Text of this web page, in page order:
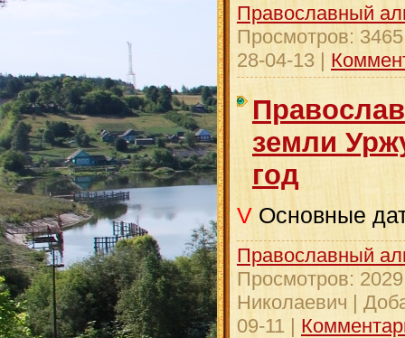
Православный
Просмотров: 3465
28-04-13 |
земли
год
V Основные
Православный
Просмотров: 2029
Николаевич |
09-11 |